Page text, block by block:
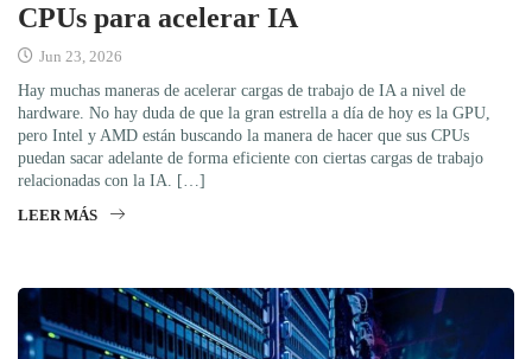
CPUs para acelerar IA
Jun 23, 2026
Hay muchas maneras de acelerar cargas de trabajo de IA a nivel de
hardware. No hay duda de que la gran estrella a día de hoy es la GPU,
pero Intel y AMD están buscando la manera de hacer que sus CPUs
puedan sacar adelante de forma eficiente con ciertas cargas de trabajo
relacionadas con la IA. […]
LEER MÁS